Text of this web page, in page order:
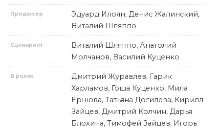
Продюсер
Эдуард Илоян, Денис Жалинский,
Виталий Шляппо
Сценарист
Виталий Шляппо, Анатолий
Молчанов, Василий Куценко
В ролях
Дмитрий Журавлев, Гарик
Харламов, Гоша Куценко, Мила
Ершова, Татьяна Догилева, Кирилл
Зайцев, Дмитрий Колчин, Дарья
Блохина, Тимофей Зайцев, Игорь